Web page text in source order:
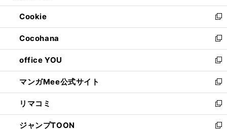
開
く
ウ
で
開
く
ン
ド
ウ
で
開
く
ウ
ィ
ン
ド
ウ
で
開
く
Cookie
新
し
い
ウ
ィ
ン
ド
ウ
で
開
く
Cocohana
新
し
い
ウ
ィ
ン
ド
ウ
で
office YOU
新
し
い
ウ
ィ
ン
ド
マンガMee公式サイト
新
し
い
ウ
ィ
リマコミ
新
し
い
ジャンプTOON